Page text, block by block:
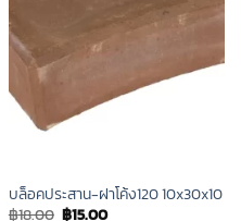
บล็อคประสาน-ฝาโค้ง120 10x30x10
฿18.00 Original
฿15.00Current